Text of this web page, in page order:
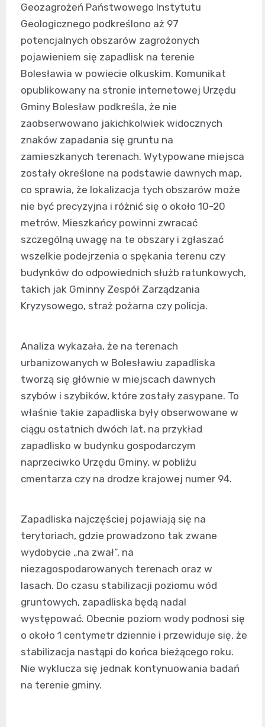
Geozagrożeń Państwowego Instytutu
Geologicznego podkreślono aż 97
potencjalnych obszarów zagrożonych
pojawieniem się zapadlisk na terenie
Bolesławia w powiecie olkuskim. Komunikat
opublikowany na stronie internetowej Urzędu
Gminy Bolesław podkreśla, że nie
zaobserwowano jakichkolwiek widocznych
znaków zapadania się gruntu na
zamieszkanych terenach. Wytypowane miejsca
zostały określone na podstawie dawnych map,
co sprawia, że lokalizacja tych obszarów może
nie być precyzyjna i różnić się o około 10-20
metrów. Mieszkańcy powinni zwracać
szczególną uwagę na te obszary i zgłaszać
wszelkie podejrzenia o spękania terenu czy
budynków do odpowiednich służb ratunkowych,
takich jak Gminny Zespół Zarządzania
Kryzysowego, straż pożarna czy policja.
Analiza wykazała, że na terenach
urbanizowanych w Bolesławiu zapadliska
tworzą się głównie w miejscach dawnych
szybów i szybików, które zostały zasypane. To
właśnie takie zapadliska były obserwowane w
ciągu ostatnich dwóch lat, na przykład
zapadlisko w budynku gospodarczym
naprzeciwko Urzędu Gminy, w pobliżu
cmentarza czy na drodze krajowej numer 94.
Zapadliska najczęściej pojawiają się na
terytoriach, gdzie prowadzono tak zwane
wydobycie „na zwał”, na
niezagospodarowanych terenach oraz w
lasach. Do czasu stabilizacji poziomu wód
gruntowych, zapadliska będą nadal
występować. Obecnie poziom wody podnosi się
o około 1 centymetr dziennie i przewiduje się, że
stabilizacja nastąpi do końca bieżącego roku.
Nie wyklucza się jednak kontynuowania badań
na terenie gminy.